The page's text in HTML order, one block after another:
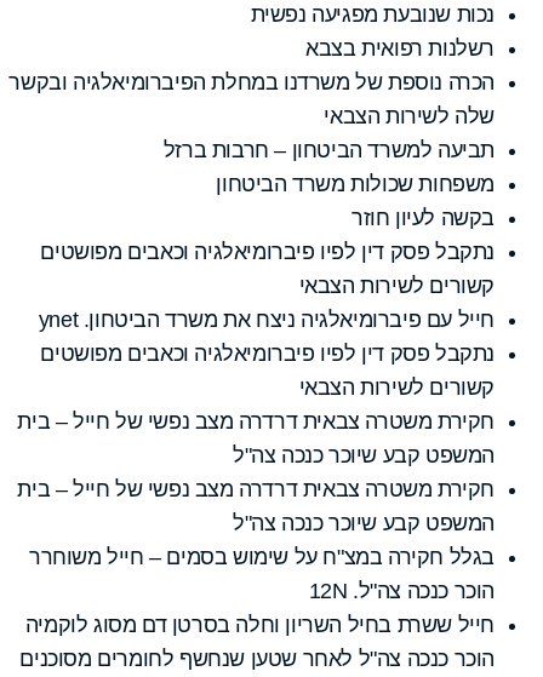
נכות שנובעת מפגיעה נפשית
רשלנות רפואית בצבא
הכרה נוספת של משרדנו במחלת הפיברומיאלגיה ובקשר
שלה לשירות הצבאי
תביעה למשרד הביטחון – חרבות ברזל
משפחות שכולות משרד הביטחון
בקשה לעיון חוזר
נתקבל פסק דין לפיו פיברומיאלגיה וכאבים מפושטים
קשורים לשירות הצבאי
חייל עם פיברומיאלגיה ניצח את משרד הביטחון. ynet
נתקבל פסק דין לפיו פיברומיאלגיה וכאבים מפושטים
קשורים לשירות הצבאי
חקירת משטרה צבאית דרדרה מצב נפשי של חייל – בית
המשפט קבע שיוכר כנכה צה"ל
חקירת משטרה צבאית דרדרה מצב נפשי של חייל – בית
המשפט קבע שיוכר כנכה צה"ל
בגלל חקירה במצ"ח על שימוש בסמים – חייל משוחרר
הוכר כנכה צה"ל. 12N
חייל ששרת בחיל השריון וחלה בסרטן דם מסוג לוקמיה
הוכר כנכה צה"ל לאחר שטען שנחשף לחומרים מסוכנים